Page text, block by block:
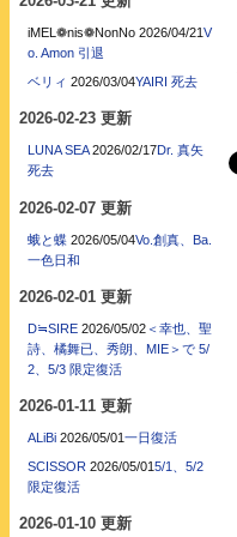
iMEL❁nis❁NonNo 2026/04/21 V
o. Amon 引退
ベリィ 2026/03/04YAIRI 死去
2026-02-23 更新
LUNA SEA 2026/02/17Dr. 真矢
死去
2026-02-07 更新
蛾と蝶 2026/05/04Vo.創真、Ba.
一色日和
2026-02-01 更新
D≒SIRE 2026/05/02＜幸也、聖
詩、橘舞已、秀朗、MIE＞で 5/
2、5/3 限定復活
2026-01-11 更新
ALiBi 2026/05/01一日復活
SCISSOR 2026/05/015/1、5/2
限定復活
2026-01-10 更新